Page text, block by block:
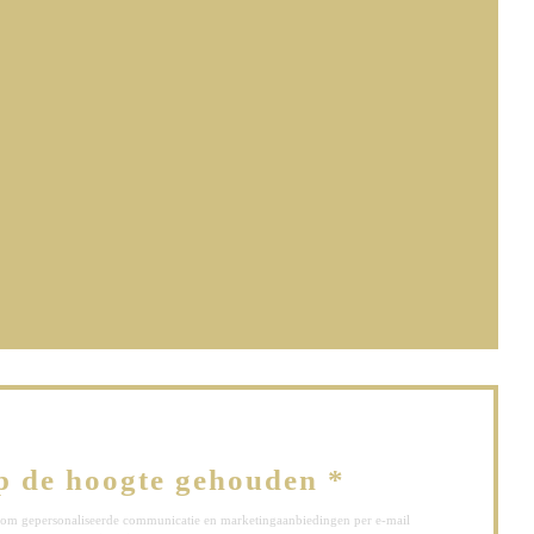
venster))
de hoogte gehouden *
gepersonaliseerde communicatie en marketingaanbiedingen per e-mail